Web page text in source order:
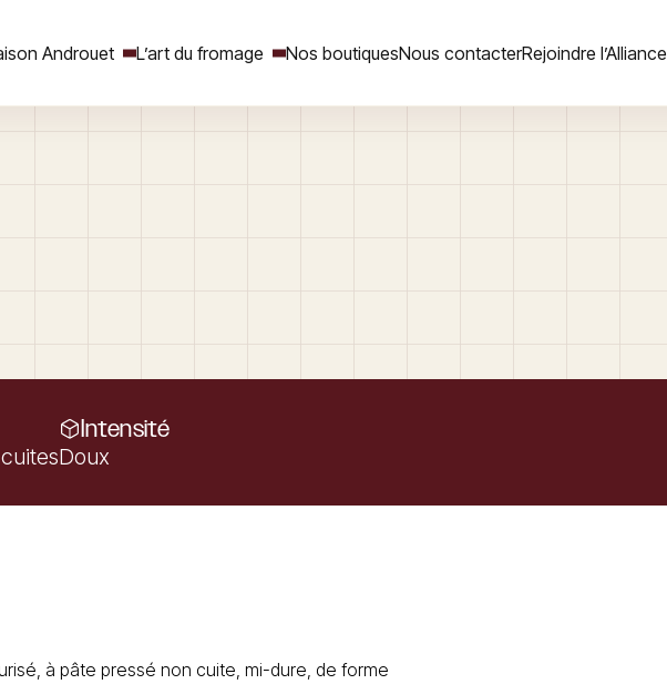
Androuet L’art du fromage Nos boutiquesNous contacterRejoindre l’Alliance
Intensité
Doux
à pâte pressé non cuite, mi-dure, de forme